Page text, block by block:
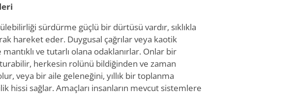
sürdürme güçlü bir dürtüsü vardır, sıklıkla
hareket eder. Duygusal çağrılar veya kaotik
ve tutarlı olana odaklanırlar. Onlar bir
herkesin rolünü bildiğinden ve zaman
veya bir aile geleneğini, yıllık bir toplanma
hissi sağlar. Amaçları insanların mevcut sistemlere